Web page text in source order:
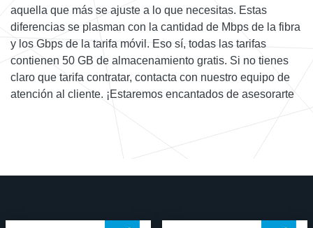
aquella que más se ajuste a lo que necesitas. Estas
diferencias se plasman con la cantidad de Mbps de la fibra
y los Gbps de la tarifa móvil. Eso sí, todas las tarifas
contienen 50 GB de almacenamiento gratis. Si no tienes
claro que tarifa contratar, contacta con nuestro equipo de
atención al cliente. ¡Estaremos encantados de asesorarte